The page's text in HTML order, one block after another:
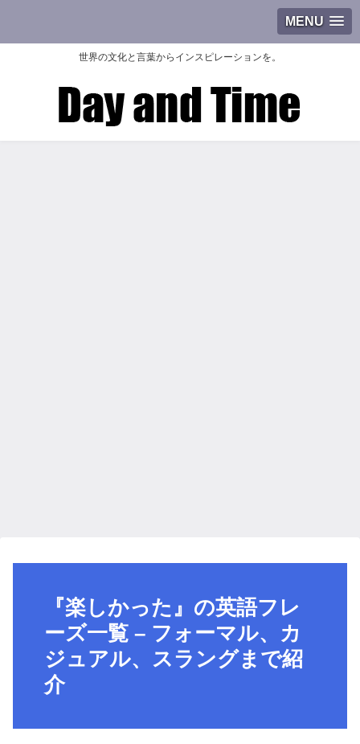
MENU
世界の文化と言葉からインスピレーションを。
『楽しかった』の英語フレ
ーズ一覧 – フォーマル、カ
ジュアル、スラングまで紹
介